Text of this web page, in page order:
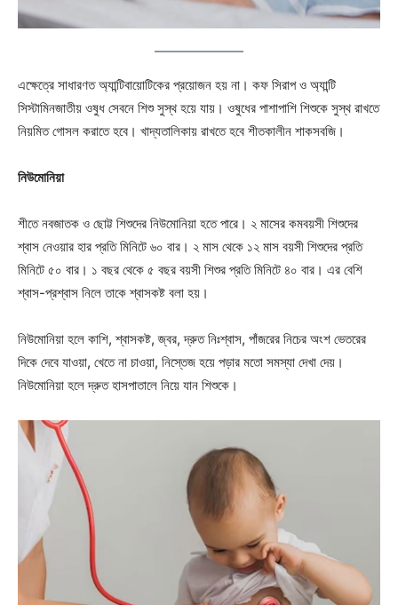
এক্ষেত্রে সাধারণত অ্যান্টিবায়োটিকের প্রয়োজন হয় না। কফ সিরাপ ও অ্যান্টি
সিস্টামিনজাতীয় ওষুধ সেবনে শিশু সুস্থ হয়ে যায়। ওষুধের পাশাপাশি শিশুকে সুস্থ রাখতে
নিয়মিত গোসল করাতে হবে। খাদ্যতালিকায় রাখতে হবে শীতকালীন শাকসবজি।
নিউমোনিয়া
শীতে নবজাতক ও ছোট্ট শিশুদের নিউমোনিয়া হতে পারে। ২ মাসের কমবয়সী শিশুদের
শ্বাস নেওয়ার হার প্রতি মিনিটে ৬০ বার। ২ মাস থেকে ১২ মাস বয়সী শিশুদের প্রতি
মিনিটে ৫০ বার। ১ বছর থেকে ৫ বছর বয়সী শিশুর প্রতি মিনিটে ৪০ বার। এর বেশি
শ্বাস-প্রশ্বাস নিলে তাকে শ্বাসকষ্ট বলা হয়।
নিউমোনিয়া হলে কাশি, শ্বাসকষ্ট, জ্বর, দ্রুত নিঃশ্বাস, পাঁজরের নিচের অংশ ভেতরের
দিকে দেবে যাওয়া, খেতে না চাওয়া, নিস্তেজ হয়ে পড়ার মতো সমস্যা দেখা দেয়।
নিউমোনিয়া হলে দ্রুত হাসপাতালে নিয়ে যান শিশুকে।